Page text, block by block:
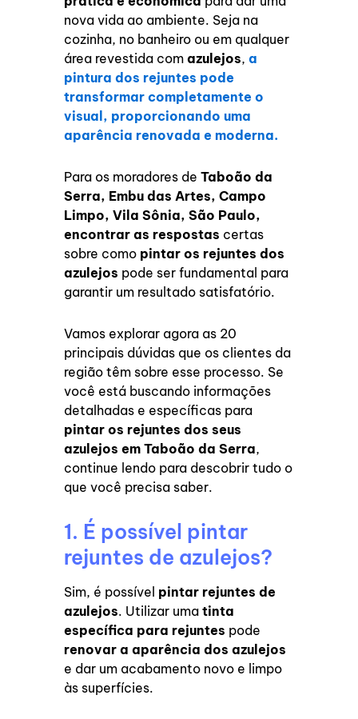
nova vida ao ambiente. Seja na
cozinha, no banheiro ou em qualquer
área revestida comazulejos,a
pintura dos rejuntes pode
transformar completamente o
visual, proporcionando uma
aparência renovada e moderna.
Para os moradores deTaboão da
Serra, Embu das Artes, Campo
Limpo, Vila Sônia, São Paulo,
encontrar as respostas certas
sobre como pintar os rejuntes dos
azulejos pode ser fundamental para
garantir um resultado satisfatório.
Vamos explorar agora as 20
principais dúvidas que os clientes da
região têm sobre esse processo. Se
você está buscando informações
detalhadas e específicas para
pintar os rejuntes dos seus
azulejos em Taboão da Serra,
continue lendo para descobrir tudo o
que você precisa saber.
1. É possível pintar
rejuntes de azulejos?
Sim, é possível pintar rejuntes de
azulejos. Utilizar uma tinta
específica para rejuntes pode
renovar a aparência dos azulejos
e dar um acabamento novo e limpo
às superfícies.